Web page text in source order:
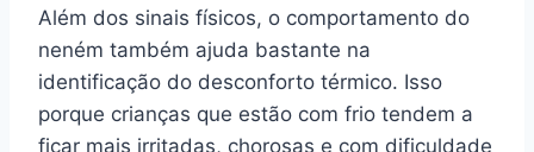
Além dos sinais físicos, o comportamento do
neném também ajuda bastante na
identificação do desconforto térmico. Isso
porque crianças que estão com frio tendem a
ficar mais irritadas, chorosas e com dificuldade